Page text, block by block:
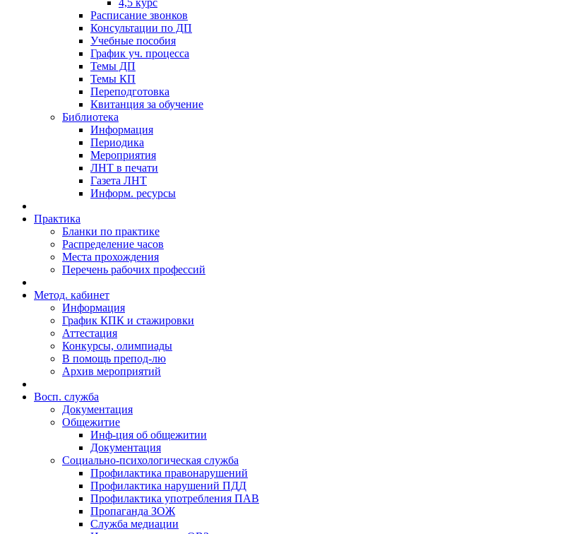
4,5 курс
Расписание звонков
Консультации по ДП
Учебные пособия
График уч. процесса
Темы ДП
Темы КП
Переподготовка
Квитанция за обучение
Библиотека
Информация
Периодика
Мероприятия
ЛНТ в печати
Газета ЛНТ
Информ. ресурсы
Практика
Бланки по практике
Распределение часов
Места прохождения
Перечень рабочих профессий
Метод. кабинет
Информация
График КПК и стажировки
Аттестация
Конкурсы, олимпиады
В помощь препод-лю
Архив мероприятий
Восп. cлужба
Документация
Общежитие
Инф-ция об общежитии
Документация
Социально-психологическая служба
Профилактика правонарушений
Профилактика нарушений ПДД
Профилактика употребления ПАВ
Пропаганда ЗОЖ
Служба медиации